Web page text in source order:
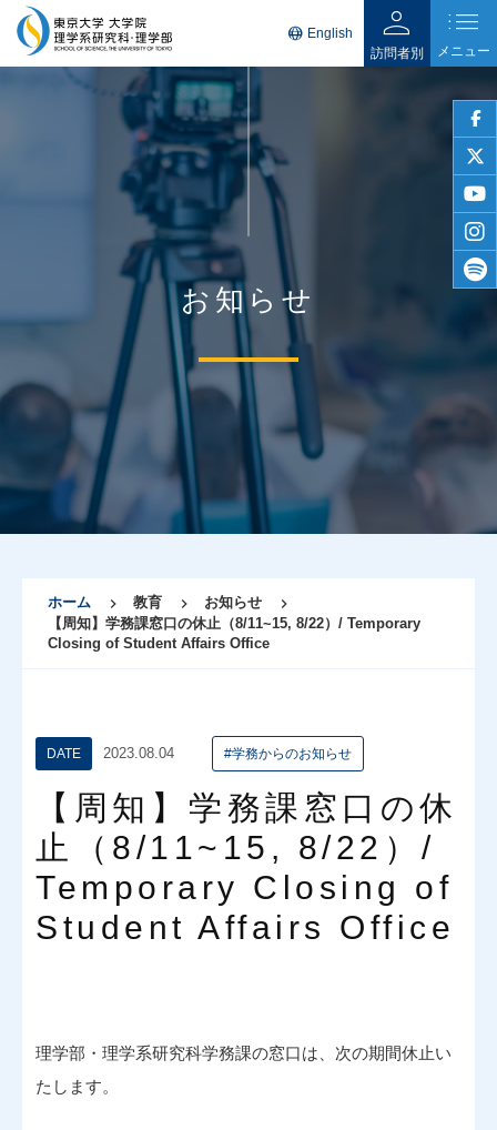
twitter
language English person
訪問者別
list
メニュー
お知らせ
ホーム 教育
お知らせ
【周知】学務課窓口の休止（8/11~15, 8/22）/ Temporary
Closing of Student Affairs Office
DATE 2023.08.04 #学務からのお知らせ
【周知】学務課窓口の休
止（8/11~15, 8/22）/
Temporary Closing of
Student Affairs Office
理学部・理学系研究科学務課の窓口は、次の期間休止い
たします。